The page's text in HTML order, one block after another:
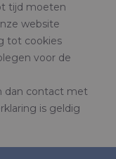
tijd moeten
website
tot cookies
voor de
dan contact met
is geldig